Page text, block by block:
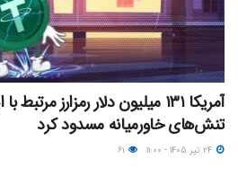
آمریکا ۱۳۱ میلیون دلار رمزارز
تنش‌های خاورمیانه مسدود کرد